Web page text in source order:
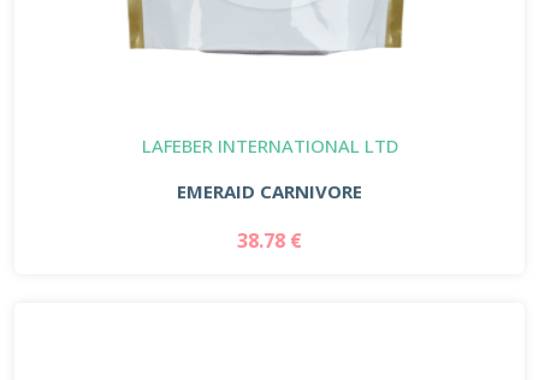
LAFEBER INTERNATIONAL LTD
EMERAID CARNIVORE
38.78 €